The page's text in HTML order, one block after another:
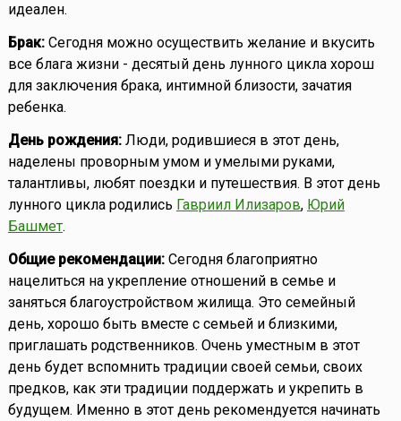
идеален.
Брак: Сегодня можно осуществить желание и вкусить
все блага жизни - десятый день лунного цикла хорош
для заключения брака, интимной близости, зачатия
ребенка.
День рождения: Люди, родившиеся в этот день,
наделены проворным умом и умелыми руками,
талантливы, любят поездки и путешествия. В этот день
лунного цикла родились Гавриил Илизаров, Юрий
Башмет.
Общие рекомендации: Сегодня благоприятно
нацелиться на укрепление отношений в семье и
заняться благоустройством жилища. Это семейный
день, хорошо быть вместе с семьей и близкими,
приглашать родственников. Очень уместным в этот
день будет вспомнить традиции своей семьи, своих
предков, как эти традиции поддержать и укрепить в
будущем. Именно в этот день рекомендуется начинать